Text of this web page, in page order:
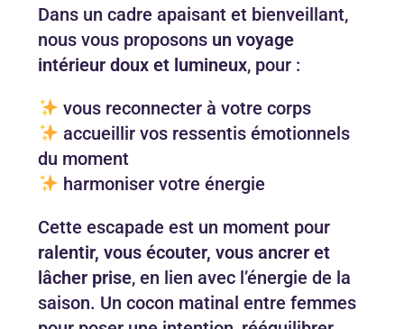
Dans un cadre apaisant et bienveillant,
nous vous proposons un voyage
intérieur doux et lumineux, pour :
vous reconnecter à votre corps
accueillir vos ressentis émotionnels
du moment
harmoniser votre énergie
Cette escapade est un moment pour
ralentir, vous écouter, vous ancrer et
lâcher prise, en lien avec l’énergie de la
saison. Un cocon matinal entre femmes